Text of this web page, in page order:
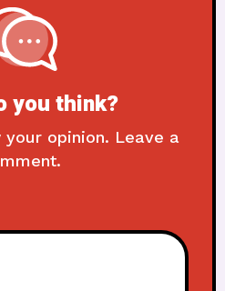
you think?
opinion. Leave a